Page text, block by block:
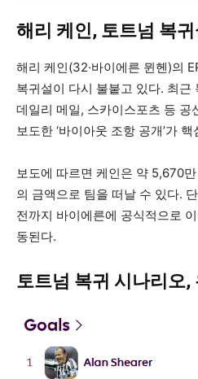
해리 케인, 토트넘 복
해리 케인(32·바이에른 뮌헨)의
복귀설이 다시 불붙고 있다. 최근
데일리 메일, 스카이스포츠 등 공
보도한 ‘바이아웃 조항 공개’가 핵
보도에 따르면 케인은 약 5,670
의 금액으로 팀을 떠날 수 있다.
전까지 바이에른에 공식적으로
동된다.
토트넘 복귀 시나리오,